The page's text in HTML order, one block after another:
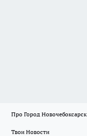
Про Город Новочебоксарск
Твои Новости